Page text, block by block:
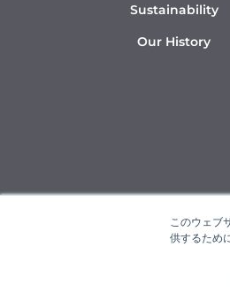
このウェブ
供するため
Sustainability
Our History